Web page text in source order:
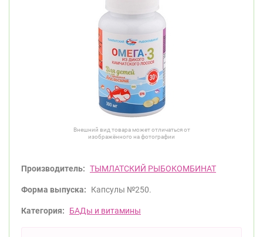
Внешний вид товара может отличаться от
изображённого на фотографии
Производитель: ТЫМЛАТСКИЙ РЫБОКОМБИНАТ
Форма выпуска: Капсулы №250.
Категория: БАДы и витамины